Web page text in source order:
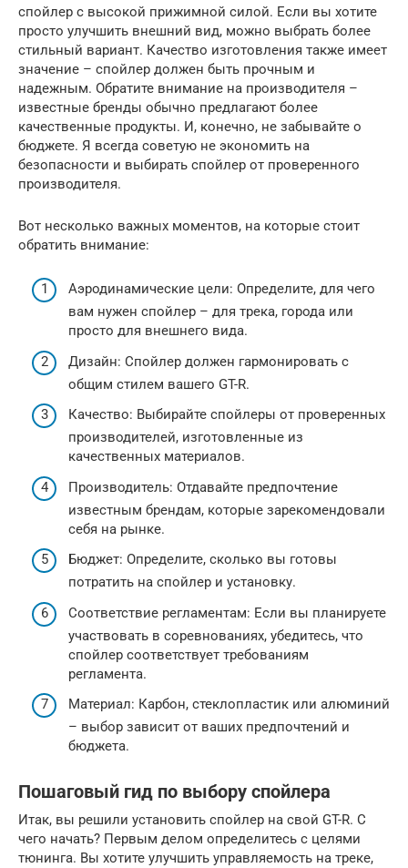
спойлер с высокой прижимной силой. Если вы хотите
просто улучшить внешний вид, можно выбрать более
стильный вариант. Качество изготовления также имеет
значение – спойлер должен быть прочным и
надежным. Обратите внимание на производителя –
известные бренды обычно предлагают более
качественные продукты. И, конечно, не забывайте о
бюджете. Я всегда советую не экономить на
безопасности и выбирать спойлер от проверенного
производителя.
Вот несколько важных моментов, на которые стоит
обратить внимание:
Аэродинамические цели: Определите, для чего
вам нужен спойлер – для трека, города или
просто для внешнего вида.
Дизайн: Спойлер должен гармонировать с
общим стилем вашего GT-R.
Качество: Выбирайте спойлеры от проверенных
производителей, изготовленные из
качественных материалов.
Производитель: Отдавайте предпочтение
известным брендам, которые зарекомендовали
себя на рынке.
Бюджет: Определите, сколько вы готовы
потратить на спойлер и установку.
Соответствие регламентам: Если вы планируете
участвовать в соревнованиях, убедитесь, что
спойлер соответствует требованиям
регламента.
Материал: Карбон, стеклопластик или алюминий
– выбор зависит от ваших предпочтений и
бюджета.
Пошаговый гид по выбору спойлера
Итак, вы решили установить спойлер на свой GT-R. С
чего начать? Первым делом определитесь с целями
тюнинга. Вы хотите улучшить управляемость на треке,